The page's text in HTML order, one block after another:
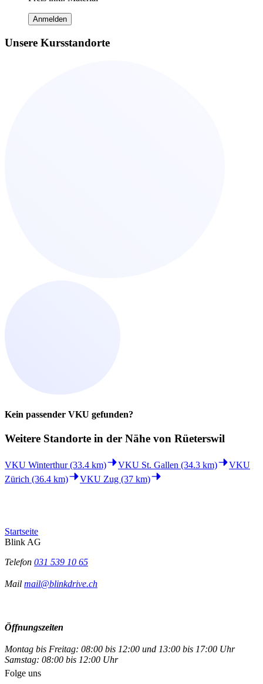
Anmelden
Unsere Kursstandorte
Kein passender VKU gefunden?
Weitere Standorte in der Nähe von Rüeterswil
VKU Winterthur (33.4 km) VKU St. Gallen (34.3 km)
VKU
Zürich (36.4 km)
VKU Zug (37 km)
Startseite
Blink AG
Telefon 031 539 10 65
Mail mail@blinkdrive.ch
Öffnungszeiten
Montag bis Freitag: 08:00 bis 12:00 und 13:00 bis 17:00 Uhr
Samstag: 08:00 bis 12:00 Uhr
Folge uns